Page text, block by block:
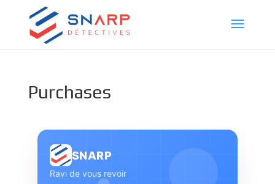
Purchases
SNARP
Ravi de vous revoir